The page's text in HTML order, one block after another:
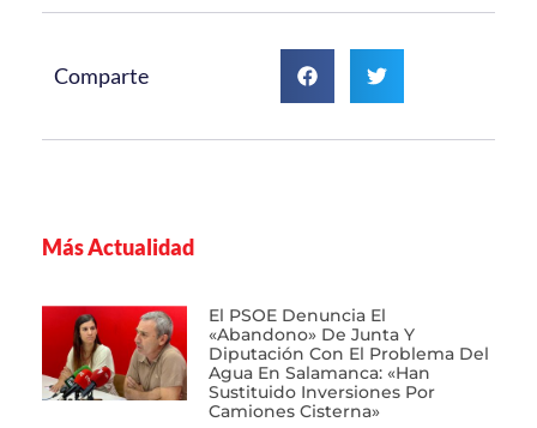
Comparte
Más Actualidad
El PSOE Denuncia El
«abandono» De Junta Y
Diputación Con El Problema Del
Agua En Salamanca: «Han
Sustituido Inversiones Por
Camiones Cisterna»